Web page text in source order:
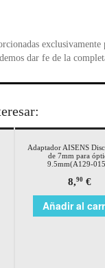
dar fe de la
Adaptador AISENS
de 7mm para
9.5mm(A129-
8,90 €
Añadir al